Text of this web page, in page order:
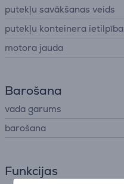
putekļu savākšanas veids
putekļu konteinera ietilpība
motora jauda
Barošana
vada garums
barošana
Funkcijas